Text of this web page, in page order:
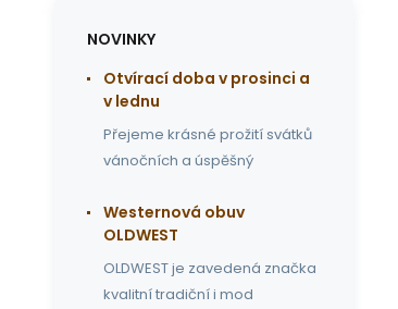
NOVINKY
Otvírací doba v prosinci a
v lednu
Přejeme krásné prožití svátků
vánočních a úspěšný
Westernová obuv
OLDWEST
OLDWEST je zavedená značka
kvalitní tradiční i mod